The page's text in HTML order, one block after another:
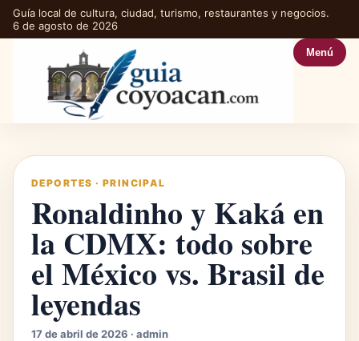
Guía local de cultura, ciudad, turismo, restaurantes y negocios.
6 de agosto de 2026
Menú
DEPORTES · PRINCIPAL
Ronaldinho y Kaká en
la CDMX: todo sobre
el México vs. Brasil de
leyendas
17 de abril de 2026 · admin